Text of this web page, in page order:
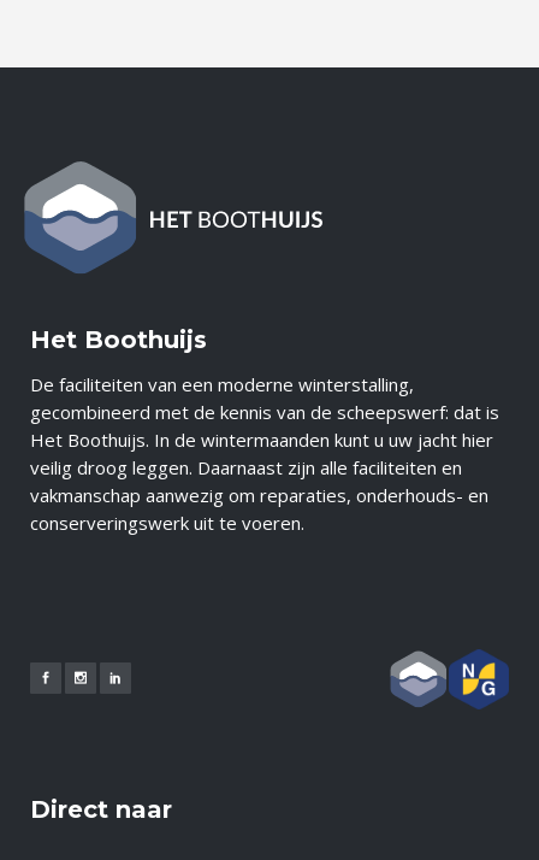
Het Boothuijs
De faciliteiten van een moderne winterstalling,
gecombineerd met de kennis van de scheepswerf: dat is
Het Boothuijs. In de wintermaanden kunt u uw jacht hier
veilig droog leggen. Daarnaast zijn alle faciliteiten en
vakmanschap aanwezig om reparaties, onderhouds- en
conserveringswerk uit te voeren.
Direct naar